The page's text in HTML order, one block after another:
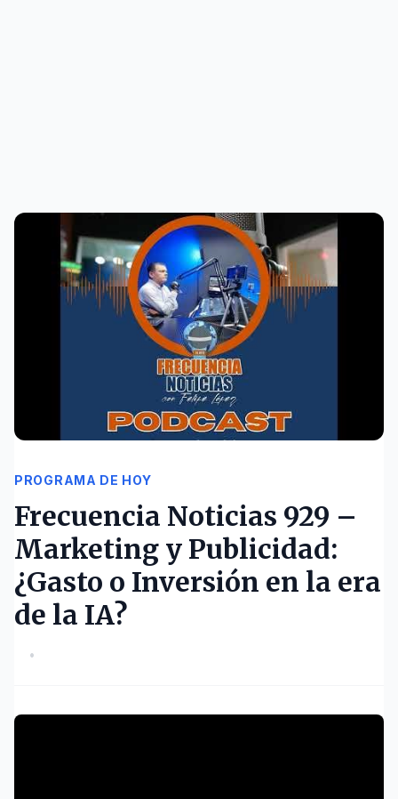
PROGRAMA DE HOY
Frecuencia Noticias 929 –
Marketing y Publicidad:
¿Gasto o Inversión en la era
de la IA?
•